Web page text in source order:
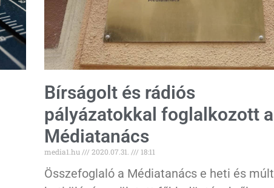
Bírságolt és rádiós
pályázatokkal foglalkozott a
Médiatanács
media1.hu 2020.07.31. 18:11
Összefoglaló a Médiatanács e heti és múlt